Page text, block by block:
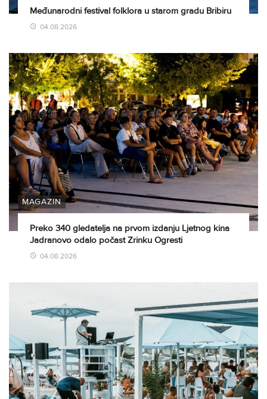
Međunarodni festival folklora u starom gradu Bribiru
04.08.2026
MAGAZIN
Preko 340 gledatelja na prvom izdanju Ljetnog kina
Jadranovo odalo počast Zrinku Ogresti
04.08.2026